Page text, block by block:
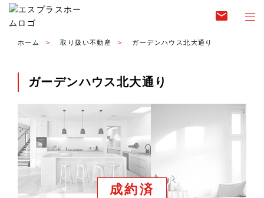
email
ホーム 取り扱い不動産 ガーデンハウス北大通り
ガーデンハウス北大通り
成約済